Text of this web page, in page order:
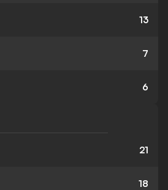
13
7
6
21
18